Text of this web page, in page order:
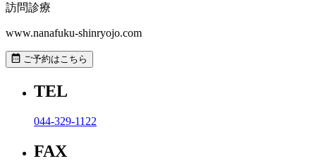
訪問診療
www.nanafuku-shinryojo.com
ご予約はこちら
TEL
044-329-1122
FAX